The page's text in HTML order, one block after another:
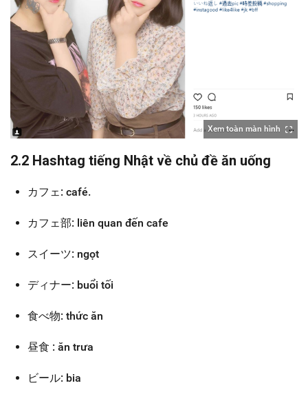
Xem toàn màn hình
2.2 Hashtag tiếng Nhật về chủ đề ăn uống
カフェ: café.
カフェ部: liên quan đến cafe
スイーツ: ngọt
ディナー: buổi tối
食べ物: thức ăn
昼食 : ăn trưa
ビール: bia